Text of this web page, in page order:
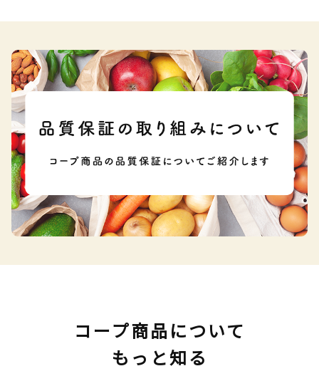
コープ商品について
もっと知る